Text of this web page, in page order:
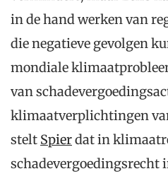
in de hand werken van
die negatieve gevolgen
mondiale
van
klimaatverplichtingen
stelt Spierdat in
schadevergoedingsrecht